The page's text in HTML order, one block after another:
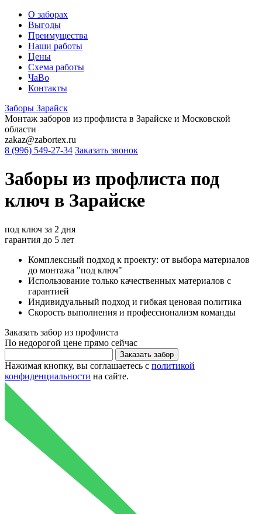
О заборах
Выгоды
Преимущества
Наши работы
Цены
Схема работы
ЧаВо
Контакты
Заборы Зарайск
Монтаж заборов из профлиста в Зарайске и Московской
области
zakaz@zabortex.ru
8 (996) 549-27-34 Заказать звонок
Заборы из профлиста под
ключ в Зарайске
под ключ за 2 дня
гарантия до 5 лет
Комплексный подход к проекту: от выбора материалов
до монтажа "под ключ"
Использование только качественных материалов с
гарантией
Индивидуальный подход и гибкая ценовая политика
Скорость выполнения и профессионализм команды
Заказать забор из профлиста
По недорогой цене прямо сейчас
Нажимая кнопку, вы соглашаетесь с политикой
конфиденциальности на сайте.